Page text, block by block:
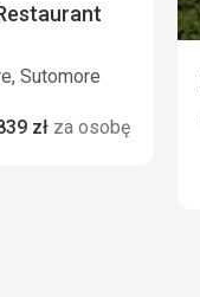
Sutomore
zł za osobę